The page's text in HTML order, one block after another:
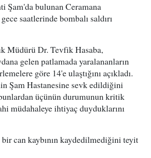
Şam'da bulunan Ceramana
saatlerinde bombalı saldırı
Müdürü Dr. Tevfik Hasaba,
gelen patlamada yaralananların
göre 14'e ulaştığını açıkladı.
Şam Hastanesine sevk edildiğini
üçünün durumunun kritik
müdahaleye ihtiyaç duyduklarını
can kaybının kaydedilmediğini teyit